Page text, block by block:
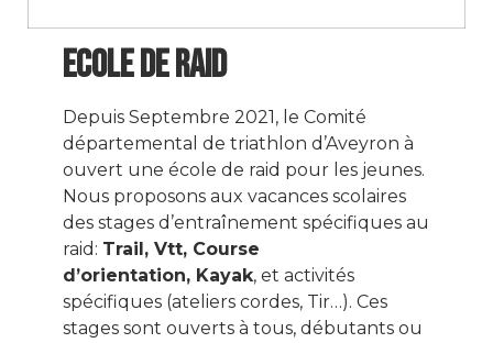
ECOLE DE RAID
Depuis Septembre 2021, le Comité
départemental de triathlon d’Aveyron à
ouvert une école de raid pour les jeunes.
Nous proposons aux vacances scolaires
des stages d’entraînement spécifiques au
raid: Trail, Vtt, Course
d’orientation, Kayak, et activités
spécifiques (ateliers cordes, Tir…). Ces
stages sont ouverts à tous, débutants ou